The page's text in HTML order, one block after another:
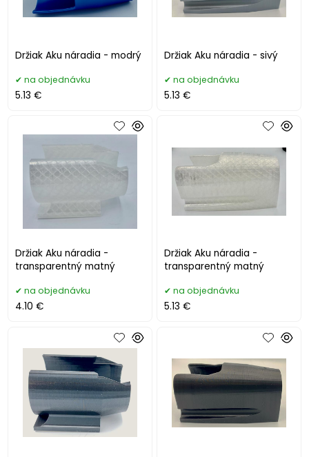
Držiak Aku náradia - modrý
na objednávku
5.13 €
Držiak Aku náradia - sivý
na objednávku
5.13 €
Držiak Aku náradia -
transparentný matný
na objednávku
4.10 €
Držiak Aku náradia -
transparentný matný
na objednávku
5.13 €